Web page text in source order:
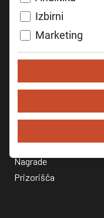
Izbirni
Marketing
Kulturno-umetnostna
vzgoja
Gledališče
Igralski ansambel
Zaposleni
Evropski projekti
Nagrade
Prizorišča